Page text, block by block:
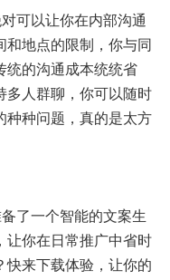
可以让你在内部沟通
和地点的限制，你与同
统的沟通成本统统省
多人群聊，你可以随时
种种问题，真的是太方
了一个智能的文案生
让你在日常推广中省时
快来下载体验，让你的